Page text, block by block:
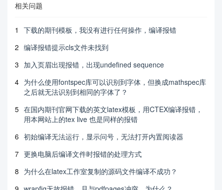
相关问题
1
下载的期刊模板，我没有进行任何操作，编译报错
2 编译报错提示cls文件未找到
3 加入页眉出现报错，出现undefined sequence
4 为什么使用fontspec库可以识别到字体，但换成mathspec库
之后就无法识别到相同的字体了？
5 在国内期刊官网下载的英文latex模板，用CTEX编译报错，
用本网站上的tex live 也是同样的报错
6 初始编译无法运行，显示问号，无法打开内置阅读器
7 更换电脑后编译文件时报错的处理方式
8 为什么在latex工作室复制的源码文件编译不成功？